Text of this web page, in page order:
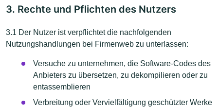
3. Rechte und Pflichten des Nutzers
3.1 Der Nutzer ist verpflichtet die nachfolgenden
Nutzungshandlungen bei Firmenweb zu unterlassen:
Versuche zu unternehmen, die Software-Codes des
Anbieters zu übersetzen, zu dekompilieren oder zu
entassemblieren
Verbreitung oder Vervielfältigung geschützter Werke